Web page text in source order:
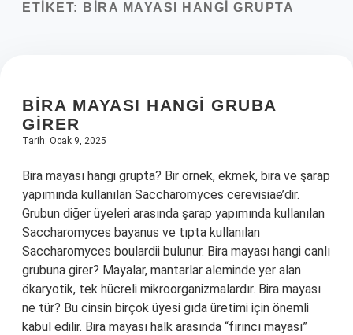
Yasal Uyarı
ETIKET: BIRA MAYASI HANGI GRUPTA
BIRA MAYASI HANGI GRUBA
GIRER
Tarih: Ocak 9, 2025
Bira mayası hangi grupta? Bir örnek, ekmek, bira ve şarap
yapımında kullanılan Saccharomyces cerevisiae’dir.
Grubun diğer üyeleri arasında şarap yapımında kullanılan
Saccharomyces bayanus ve tıpta kullanılan
Saccharomyces boulardii bulunur. Bira mayası hangi canlı
grubuna girer? Mayalar, mantarlar aleminde yer alan
ökaryotik, tek hücreli mikroorganizmalardır. Bira mayası
ne tür? Bu cinsin birçok üyesi gıda üretimi için önemli
kabul edilir. Bira mayası halk arasında “fırıncı mayası”